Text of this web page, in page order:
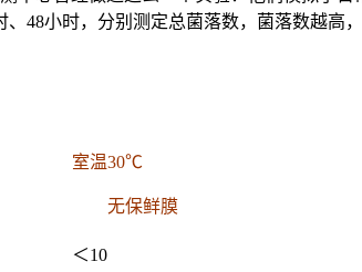
、48小时，分别测定总菌落数，菌落数越高，
室温30℃
无保鲜膜
＜10